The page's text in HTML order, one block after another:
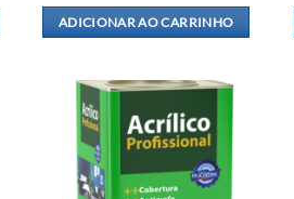
ADICIONAR AO CARRINHO